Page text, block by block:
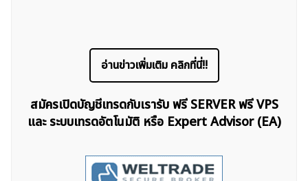
ค้นหา
อ่านข่าวเพิ่มเติม คลิกที่นี่!!
สมัครเปิดบัญชีเทรดกับเรารับ ฟรี SERVER ฟรี VPS
และ ระบบเทรดอัตโนมัติ หรือ Expert Advisor (EA)